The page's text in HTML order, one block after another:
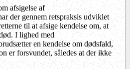
afsigelse af
der gennem retspraksis udviklet
til at afsige kendelse om, at
I lighed med
en kendelse om dødsfald,
er forsvundet, således at der ikke